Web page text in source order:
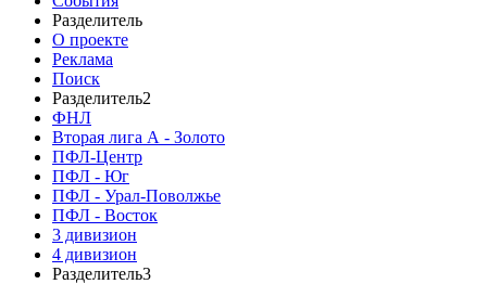
Разделитель
О проекте
Реклама
Поиск
Разделитель2
ФНЛ
Вторая лига А - Золото
ПФЛ-Центр
ПФЛ - Юг
ПФЛ - Урал-Поволжье
ПФЛ - Восток
3 дивизион
4 дивизион
Разделитель3